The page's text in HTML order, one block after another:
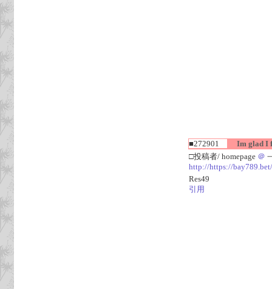
■272901
Im glad I
□投稿者/ homepage ＠
http://https://bay789.bet/
Res49
引用